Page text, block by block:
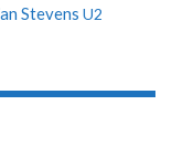
Stevens U2